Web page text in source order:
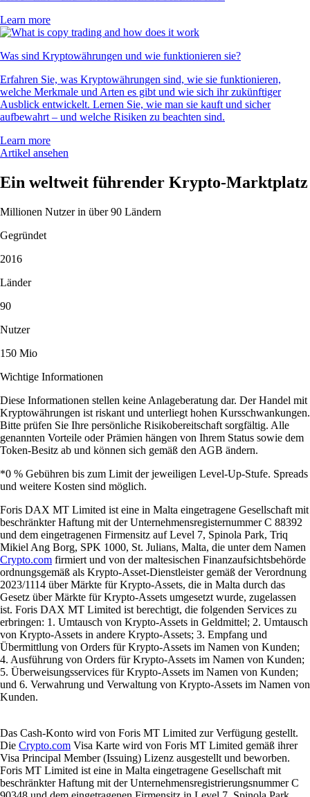
Learn more
Was sind Kryptowährungen und wie funktionieren sie?
Erfahren Sie, was Kryptowährungen sind, wie sie funktionieren,
welche Merkmale und Arten es gibt und wie sich ihr zukünftiger
Ausblick entwickelt. Lernen Sie, wie man sie kauft und sicher
aufbewahrt – und welche Risiken zu beachten sind.
Learn more
Artikel ansehen
Ein weltweit führender Krypto-Marktplatz
Millionen Nutzer in über 90 Ländern
Gegründet
2016
Länder
90
Nutzer
150 Mio
Wichtige Informationen
Diese Informationen stellen keine Anlageberatung dar. Der Handel mit
Kryptowährungen ist riskant und unterliegt hohen Kursschwankungen.
Bitte prüfen Sie Ihre persönliche Risikobereitschaft sorgfältig. Alle
genannten Vorteile oder Prämien hängen von Ihrem Status sowie dem
Token-Besitz ab und können sich gemäß den AGB ändern.
*0 % Gebühren bis zum Limit der jeweiligen Level-Up-Stufe. Spreads
und weitere Kosten sind möglich.
Foris DAX MT Limited ist eine in Malta eingetragene Gesellschaft mit
beschränkter Haftung mit der Unternehmensregisternummer C 88392
und dem eingetragenen Firmensitz auf Level 7, Spinola Park, Triq
Mikiel Ang Borg, SPK 1000, St. Julians, Malta, die unter dem Namen
Crypto.com firmiert und von der maltesischen Finanzaufsichtsbehörde
ordnungsgemäß als Krypto-Asset-Dienstleister gemäß der Verordnung
2023/1114 über Märkte für Krypto-Assets, die in Malta durch das
Gesetz über Märkte für Krypto-Assets umgesetzt wurde, zugelassen
ist. Foris DAX MT Limited ist berechtigt, die folgenden Services zu
erbringen: 1. Umtausch von Krypto-Assets in Geldmittel; 2. Umtausch
von Krypto-Assets in andere Krypto-Assets; 3. Empfang und
Übermittlung von Orders für Krypto-Assets im Namen von Kunden;
4. Ausführung von Orders für Krypto-Assets im Namen von Kunden;
5. Überweisungsservices für Krypto-Assets im Namen von Kunden;
und 6. Verwahrung und Verwaltung von Krypto-Assets im Namen von
Kunden.
Das Cash-Konto wird von Foris MT Limited zur Verfügung gestellt.
Die Crypto.com Visa Karte wird von Foris MT Limited gemäß ihrer
Visa Principal Member (Issuing) Lizenz ausgestellt und beworben.
Foris MT Limited ist eine in Malta eingetragene Gesellschaft mit
beschränkter Haftung mit der Unternehmensregistrierungsnummer C